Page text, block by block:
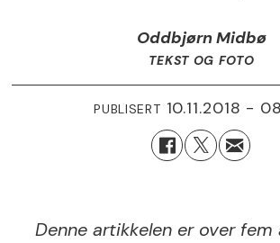
Oddbjørn Midbø
TEKST OG FOTO
PUBLISERT 10.11.2018 -
Denne artikkelen er over fem